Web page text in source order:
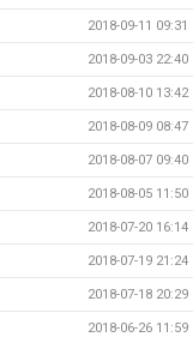
2018-09-11 09:31
2018-09-03 22:40
2018-08-10 13:42
2018-08-09 08:47
2018-08-07 09:40
2018-08-05 11:50
2018-07-20 16:14
2018-07-19 21:24
2018-07-18 20:29
2018-06-26 11:59